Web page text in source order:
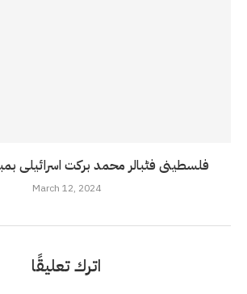
فلسطینی فٹبالر محمد برکت اسرائیلی
March 12, 2024
اترك تعليقًا